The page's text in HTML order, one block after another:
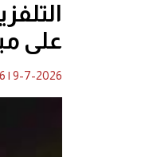
على
9-7-2026
|